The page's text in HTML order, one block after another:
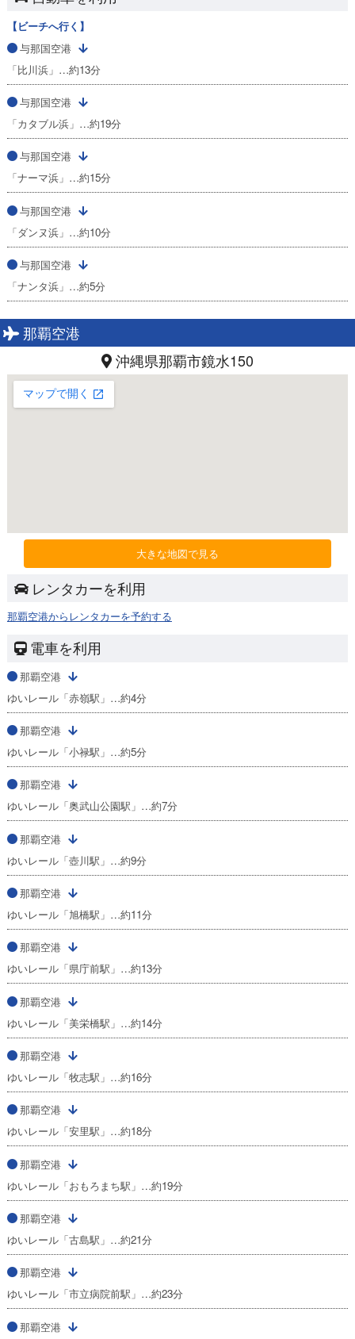
【ビーチへ行く】
与那国空港
「比川浜」…約13分
与那国空港
「カタブル浜」…約19分
与那国空港
「ナーマ浜」…約15分
与那国空港
「ダンヌ浜」…約10分
与那国空港
「ナンタ浜」…約5分
那覇空港
沖縄県那覇市鏡水150
大きな地図で見る
レンタカーを利用
那覇空港からレンタカーを予約する
電車を利用
那覇空港
ゆいレール「赤嶺駅」…約4分
那覇空港
ゆいレール「小禄駅」…約5分
那覇空港
ゆいレール「奥武山公園駅」…約7分
那覇空港
ゆいレール「壺川駅」…約9分
那覇空港
ゆいレール「旭橋駅」…約11分
那覇空港
ゆいレール「県庁前駅」…約13分
那覇空港
ゆいレール「美栄橋駅」…約14分
那覇空港
ゆいレール「牧志駅」…約16分
那覇空港
ゆいレール「安里駅」…約18分
那覇空港
ゆいレール「おもろまち駅」…約19分
那覇空港
ゆいレール「古島駅」…約21分
那覇空港
ゆいレール「市立病院前駅」…約23分
那覇空港